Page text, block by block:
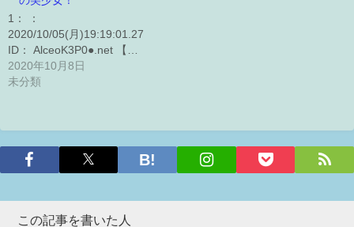
1： ：
2020/10/05(月)19:19:01.27
ID： AlceoK3P0●.net 【…
2020年10月8日
未分類
この記事を書いた人